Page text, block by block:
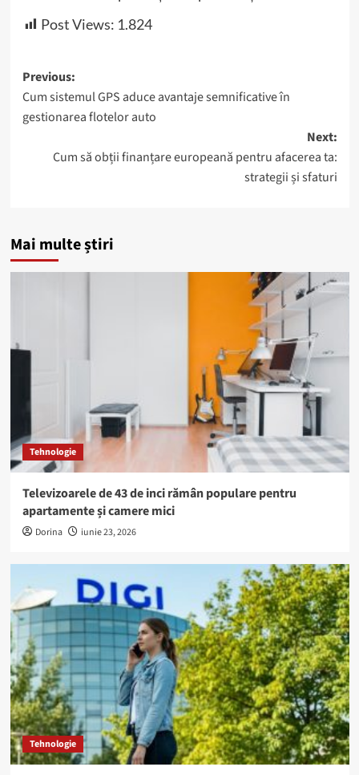
Post Views: 1.824
Post
navigation
Previous:
Cum sistemul GPS aduce avantaje semnificative în
gestionarea flotelor auto
Next:
Cum să obții finanțare europeană pentru afacerea ta:
strategii și sfaturi
Mai multe știri
Tehnologie
Televizoarele de 43 de inci rămân populare pentru
apartamente și camere mici
Dorina iunie 23, 2026
Tehnologie